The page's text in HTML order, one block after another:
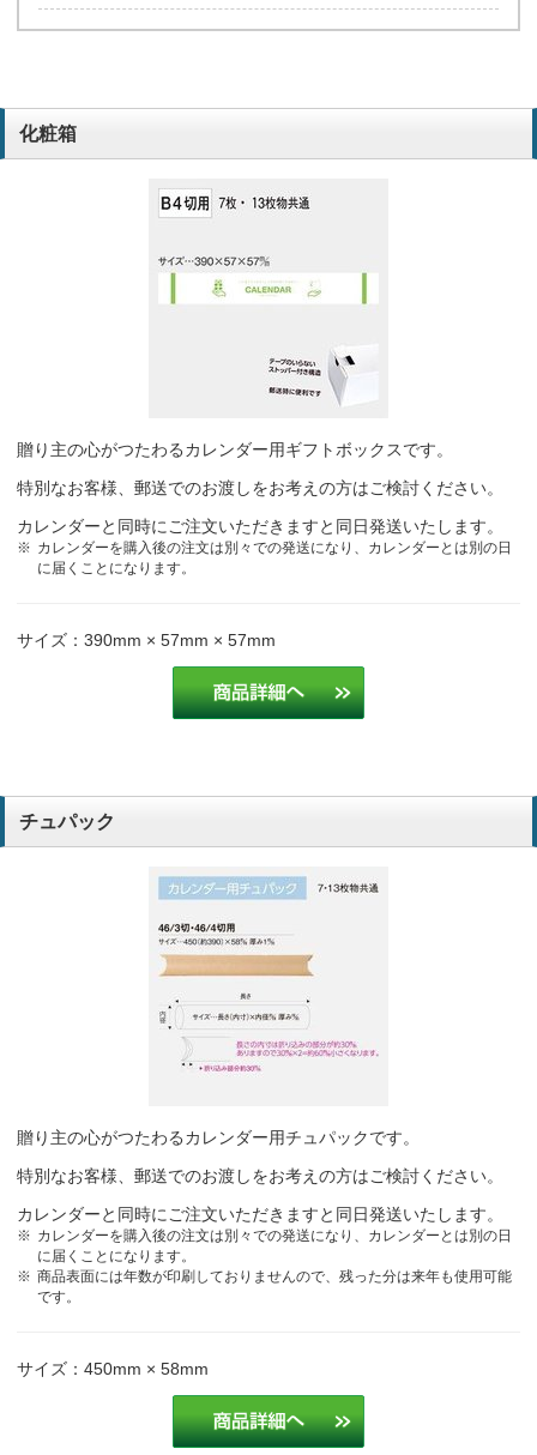
化粧箱
贈り主の心がつたわるカレンダー用ギフトボックスです。
特別なお客様、郵送でのお渡しをお考えの方はご検討ください。
カレンダーと同時にご注文いただきますと同日発送いたします。
カレンダーを購入後の注文は別々での発送になり、カレンダーとは別の日
に届くことになります。
サイズ：390mm × 57mm × 57mm
チュパック
贈り主の心がつたわるカレンダー用チュパックです。
特別なお客様、郵送でのお渡しをお考えの方はご検討ください。
カレンダーと同時にご注文いただきますと同日発送いたします。
カレンダーを購入後の注文は別々での発送になり、カレンダーとは別の日
に届くことになります。
商品表面には年数が印刷しておりませんので、残った分は来年も使用可能
です。
サイズ：450mm × 58mm